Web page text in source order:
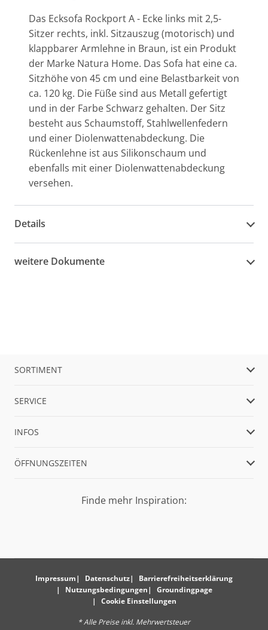
Das Ecksofa Rockport A - Ecke links mit 2,5-
Sitzer rechts, inkl. Sitzauszug (motorisch) und
klappbarer Armlehne in Braun, ist ein Produkt
der Marke Natura Home. Das Sofa hat eine ca.
Sitzhöhe von 45 cm und eine Belastbarkeit von
ca. 120 kg. Die Füße sind aus Metall gefertigt
und in der Farbe Schwarz gehalten. Der Sitz
besteht aus Schaumstoff, Stahlwellenfedern
und einer Diolenwattenabdeckung. Die
Rückenlehne ist aus Silikonschaum und
ebenfalls mit einer Diolenwattenabdeckung
versehen.
Details
weitere Dokumente
SORTIMENT
SERVICE
INFOS
ÖFFNUNGSZEITEN
Finde mehr Inspiration:
Impressum Datenschutz
Barrierefreiheitserklärung
Nutzungsbedingungen
Groundingpage
Cookie Einstellungen
* Alle Preise inkl. Mehrwertsteuer